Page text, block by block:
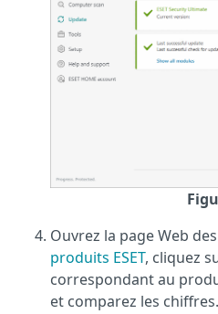
Ouvrez la page Web des
produits ESET, cliquez
correspondant au
et comparez les chiffres.